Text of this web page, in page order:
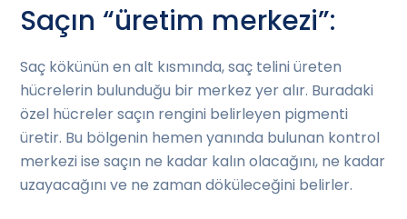
Saçın “üretim merkezi”:
Saç kökünün en alt kısmında, saç telini üreten
hücrelerin bulunduğu bir merkez yer alır. Buradaki
özel hücreler saçın rengini belirleyen pigmenti
üretir. Bu bölgenin hemen yanında bulunan kontrol
merkezi ise saçın ne kadar kalın olacağını, ne kadar
uzayacağını ve ne zaman döküleceğini belirler.